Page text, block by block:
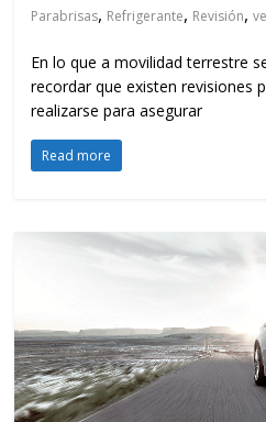
Parabrisas, Refrigerante, Revisión,
En lo que a movilidad terrestre
recordar que existen revisiones
realizarse para asegurar
Read more